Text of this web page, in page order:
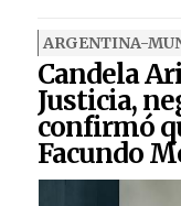
ARGENTINA-
Candela
Justicia,
confirmó
Facundo